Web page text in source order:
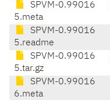
SPVM-0.99016
5.meta
SPVM-0.99016
5.readme
SPVM-0.99016
5.tar.gz
SPVM-0.99016
6.meta